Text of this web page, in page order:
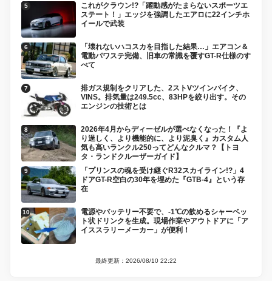
これがクラウン!?「躍動感がたまらないスポーツエ
ステート！」エッジを強調したエアロに22インチホ
イールで武装
「壊れないハコスカを目指した結果…」エアコン＆
電動パワステ完備、旧車の常識を覆すGT-R仕様のす
べて
排ガス規制をクリアした、2ストVツインバイク、
VINS。排気量は249.5cc、83HPを絞り出す。その
エンジンの技術とは
2026年4月からディーゼルが選べなくなった！『よ
り逞しく、より機能的に、より泥臭く』カスタム人
気も高いランクル250ってどんなクルマ？【トヨ
タ・ランドクルーザーガイド】
「プリンスの魂を受け継ぐR32スカイライン!?」4
ドアGT-R空白の30年を埋めた『GTB-4』という存
在
電源やバッテリー不要で、-1℃の飲めるシャーベッ
ト状ドリンクを生成。現場作業やアウトドアに「ア
イススラリーメーカー」が便利！
最終更新：2026/08/10 22:22